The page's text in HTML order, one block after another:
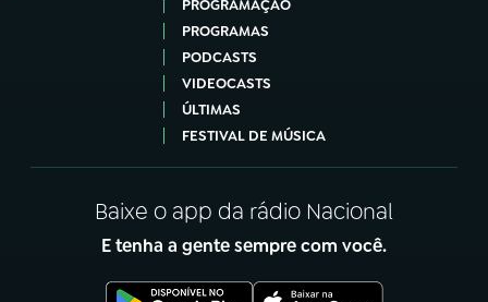
PROGRAMAÇÃO
PROGRAMAS
PODCASTS
VIDEOCASTS
ÚLTIMAS
FESTIVAL DE MÚSICA
Baixe o app da rádio Nacional
E tenha a gente sempre com você.